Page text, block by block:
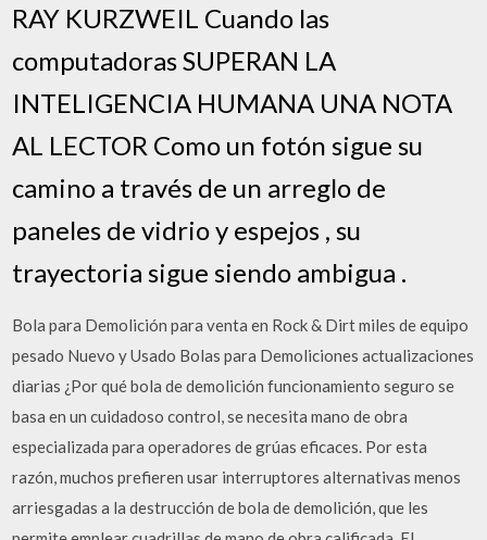
RAY KURZWEIL Cuando las
computadoras SUPERAN LA
INTELIGENCIA HUMANA UNA NOTA
AL LECTOR Como un fotón sigue su
camino a través de un arreglo de
paneles de vidrio y espejos , su
trayectoria sigue siendo ambigua .
Bola para Demolición para venta en Rock & Dirt miles de equipo
pesado Nuevo y Usado Bolas para Demoliciones actualizaciones
diarias ¿Por qué bola de demolición funcionamiento seguro se
basa en un cuidadoso control, se necesita mano de obra
especializada para operadores de grúas eficaces. Por esta
razón, muchos prefieren usar interruptores alternativas menos
arriesgadas a la destrucción de bola de demolición, que les